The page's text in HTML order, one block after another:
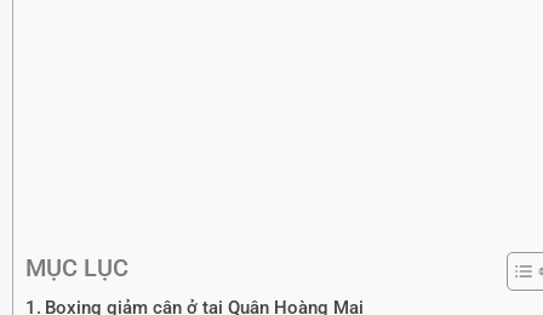
MỤC LỤC
Boxing giảm cân ở tại Quận Hoàng Mai